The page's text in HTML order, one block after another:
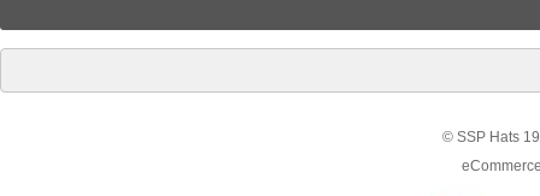
© SSP Hats